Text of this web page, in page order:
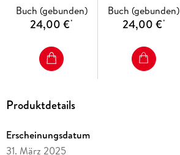
Buch (gebunden)
24,00 €*
Buch (gebunden)
24,00 €*
Produktdetails
Erscheinungsdatum
31. März 2025